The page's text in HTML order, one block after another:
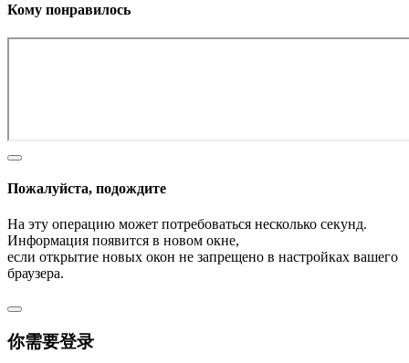
Кому понравилось
Пожалуйста, подождите
На эту операцию может потребоваться несколько секунд.
Информация появится в новом окне,
если открытие новых окон не запрещено в настройках вашего
браузера.
你需要登录